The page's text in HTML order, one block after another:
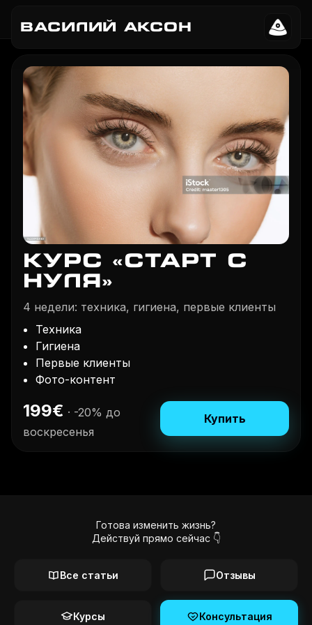
ВАСИЛИЙ АКСОН
КУРС «СТАРТ С
НУЛЯ»
4 недели: техника, гигиена, первые клиенты
Техника
Гигиена
Первые клиенты
Фото-контент
199€ · -20% до
воскресенья
Купить
Готова изменить жизнь?
Действуй прямо сейчас 👇
Все статьи Отзывы
Курсы Консультация